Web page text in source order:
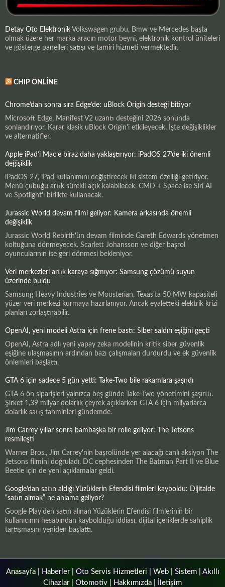
Detay Oto Elektronik Volkswagen grubu, Bmw ve Mercedes başta
olmak üzere her marka aracın motor beyni, elektronik kontrol üniteleri
ve gösterge panelleri satışı ve tamiri hizmeti vermektedir.
CHIP ONLINE
Chrome’dan sonra sıra Edge’de: uBlock Origin desteği bitiyor
Microsoft Edge, Manifest V2 uzantı desteğini 2026 sonunda
sonlandırıyor. Karar klasik uBlock Origin'i etkileyecek. İşte değişiklikler
ve alternatifler.
Apple iPad’i Mac’e biraz daha yaklaştırıyor: iPadOS 27’de iki önemli
değişiklik
iPadOS 27, iPad kullanımını değiştirecek iki sistem özelliği getiriyor.
Menü çubuğu artık sürekli açık kalabilecek, CMD + Space ise Siri AI
ve Spotlight'ı birlikte kullanacak.
Jurassic World devam filmi geliyor: Kamera arkasında önemli
değişiklik
Jurassic World Rebirth'ün devam filminde Gareth Edwards yönetmen
koltuğuna dönmeyecek. Scarlett Johansson ve diğer başrol
oyuncularının ise geri dönmesi bekleniyor.
Veri merkezleri artık karaya sığmıyor: Samsung çözümü suyun
üzerinde buldu
Samsung Heavy Industries ve Mousterian, Texas'ta 50 MW kapasiteli
yüzer veri merkezi kurmaya hazırlanıyor. Ancak eyaletteki elektrik krizi
planları zorlaştırabilir.
OpenAI, yeni modeli Astra için frene bastı: Siber saldırı eşiğini geçti
OpenAI, Astra adlı yeni yapay zeka modelinin kritik siber güvenlik
eşiğine ulaşmasının ardından bazı çalışmaları durdurdu ve ek güvenlik
önlemleri başlattı.
GTA 6 için sadece 5 gün yetti: Take-Two bile rakamlara şaşırdı
GTA 6 ön siparişleri yalnızca beş günde Take-Two yönetimini şaşırttı.
Şirket 1,39 milyar dolarlık çeyrek açıklarken GTA 6 için milyarlarca
dolarlık satış tahminleri gündemde.
Jim Carrey yıllar sonra bambaşka bir rolle geliyor: The Jetsons
resmileşti
Warner Bros., Jim Carrey'nin başrolünde yer alacağı canlı aksiyon The
Jetsons filmini doğruladı. DC cephesinden The Batman Part II ve Blue
Beetle için de yeni açıklamalar geldi.
Google’dan satın aldığı Yüzüklerin Efendisi filmleri kayboldu: Dijitalde
“satın almak” ne anlama geliyor?
Google Play'den satın alınan Yüzüklerin Efendisi filmlerinin bir
kullanıcının hesabından kaybolduğu iddiası, dijital içeriklerde sahiplik
tartışmasını yeniden başlattı.
Anasayfa| Haberler| Oto Servis Hizmetleri Web| Sistem| Akıllı
Cihazlar| Otomotiv Hakkımızda İletişim